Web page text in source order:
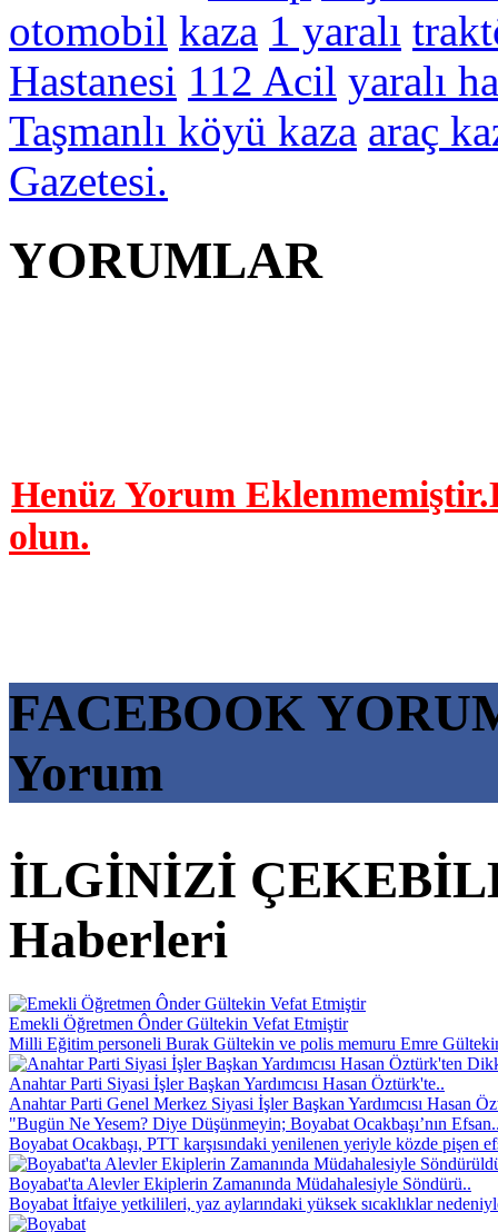
otomobil kaza 1 yaralı
Hastanesi 112 Acil yaralı
Taşmanlı köyü kaza araç
Gazetesi.
YORUMLAR
Henüz Yorum
olun.
FACEBOOK
Yorum
İLGİNİZİ
Haberleri
Emekli Öğretmen Ônder Gültekin Vefat Etmiştir
Milli Eğitim personeli Burak Gültekin ve polis memuru Emre
Anahtar Parti Siyasi İşler Başkan Yardımcısı Hasan Öztürk'te..
Anahtar Parti Genel Merkez Siyasi İşler Başkan Yardımcısı Hasan
"Bugün Ne Yesem? Diye Düşünmeyin; Boyabat Ocakbaşı’nın
Boyabat Ocakbaşı, PTT karşısındaki yenilenen yeriyle közde pişen
Boyabat'ta Alevler Ekiplerin Zamanında Müdahalesiyle Söndürü..
Boyabat İtfaiye yetkilileri, yaz aylarındaki yüksek sıcaklıklar